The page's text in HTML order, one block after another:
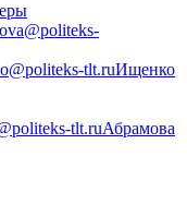
tlt.ruИщенко
tlt.ruАбрамова